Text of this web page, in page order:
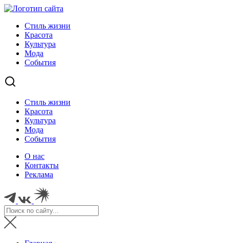
Стиль жизни
Красота
Культура
Мода
События
Стиль жизни
Красота
Культура
Мода
События
О нас
Контакты
Реклама